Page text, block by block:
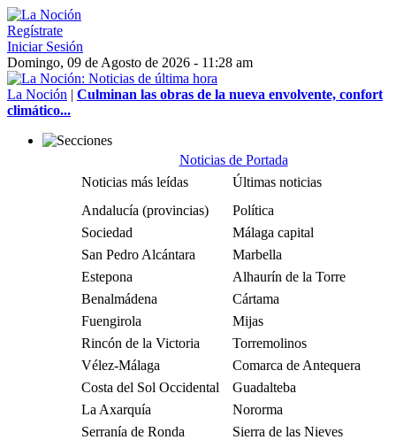
Regístrate
Iniciar Sesión
Domingo, 09 de Agosto de 2026 - 11:28 am
La Noción | Culminan las obras de la nueva envolvente, confort
climático...
Noticias de Portada
Noticias más leídas
Últimas noticias
Andalucía (provincias)
Política
Sociedad
Málaga capital
San Pedro Alcántara
Marbella
Estepona
Alhaurín de la Torre
Benalmádena
Cártama
Fuengirola
Mijas
Rincón de la Victoria
Torremolinos
Vélez-Málaga
Comarca de Antequera
Costa del Sol Occidental
Guadalteba
La Axarquía
Nororma
Serranía de Ronda
Sierra de las Nieves